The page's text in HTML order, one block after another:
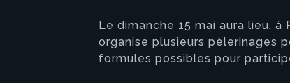
Le dimanche 15 mai aura lieu,
organise plusieurs pèlerinages
formules possibles pour